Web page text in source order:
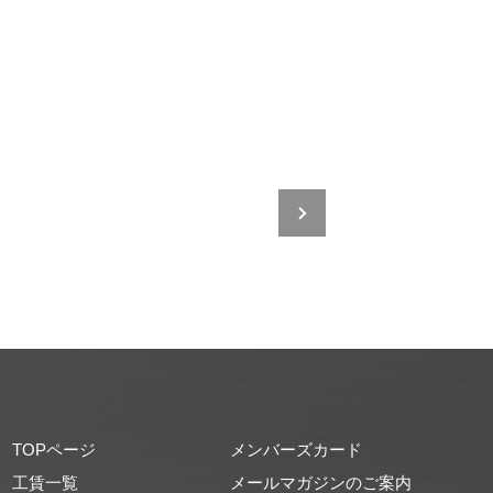
TOPページ
メンバーズカード
工賃一覧
メールマガジンのご案内